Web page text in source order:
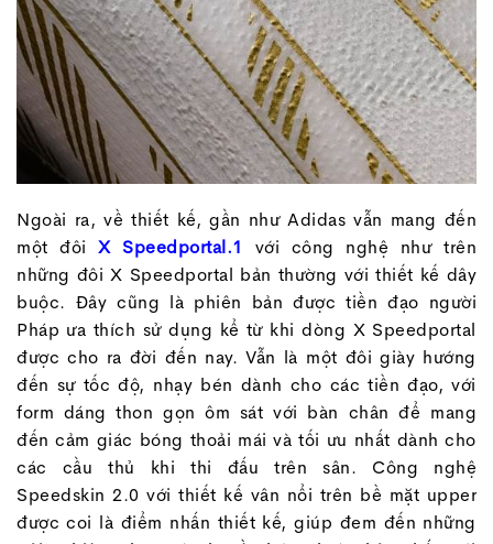
Ngoài ra, về thiết kế, gần như Adidas vẫn mang đến
một đôiX Speedportal.1
với công nghệ như trên
những đôi X Speedportal bản thường với thiết kế dây
buộc. Đây cũng là phiên bản được tiền đạo người
Pháp ưa thích sử dụng kể từ khi dòng X Speedportal
được cho ra đời đến nay. Vẫn là một đôi giày hướng
đến sự tốc độ, nhạy bén dành cho các tiền đạo, với
form dáng thon gọn ôm sát với bàn chân để mang
đến cảm giác bóng thoải mái và tối ưu nhất dành cho
các cầu thủ khi thi đấu trên sân. Công nghệ
Speedskin 2.0 với thiết kế vân nổi trên bề mặt upper
được coi là điểm nhấn thiết kế, giúp đem đến những